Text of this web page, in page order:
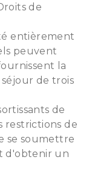
de
entièrement
peuvent
la
de trois
de
restrictions de
se soumettre
d'obtenir un